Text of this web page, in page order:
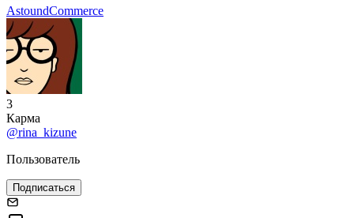
AstoundCommerce
3
Карма
@rina_kizune
Пользователь
Подписаться